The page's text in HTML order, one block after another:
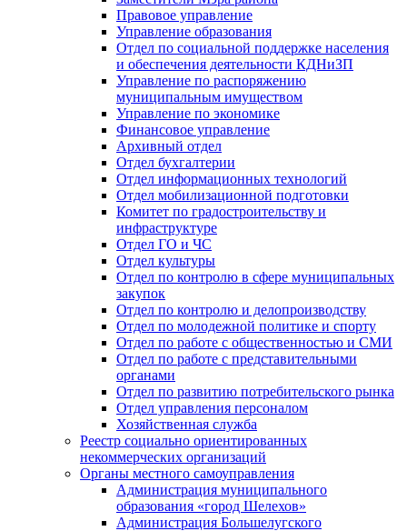
Правовое управление
Управление образования
Отдел по социальной поддержке населения
и обеспечения деятельности КДНиЗП
Управление по распоряжению
муниципальным имуществом
Управление по экономике
Финансовое управление
Архивный отдел
Отдел бухгалтерии
Отдел информационных технологий
Отдел мобилизационной подготовки
Комитет по градостроительству и
инфраструктуре
Отдел ГО и ЧС
Отдел культуры
Отдел по контролю в сфере муниципальных
закупок
Отдел по контролю и делопроизводству
Отдел по молодежной политике и спорту
Отдел по работе с общественностью и СМИ
Отдел по работе с представительными
органами
Отдел по развитию потребительского рынка
Отдел управления персоналом
Хозяйственная служба
Реестр социально ориентированных
некоммерческих организаций
Органы местного самоуправления
Администрация муниципального
образования «город Шелехов»
Администрация Большелугского